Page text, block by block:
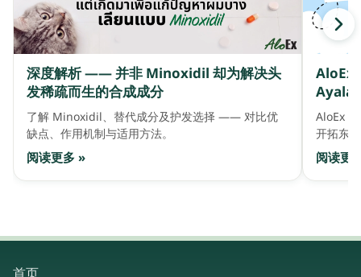
深度解析 —— 并非 Minoxidil 却为解决头
发稀疏而生的合成成分
了解 Minoxidil、替代成分及护发选择 —— 对比优
缺点、作用机制与适用方法。
阅读更多 »
AloEx
Ayala
AloEx
开拓东
阅读更